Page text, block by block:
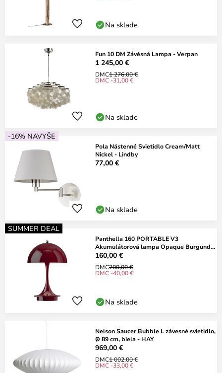
Na sklade
Fun 10 DM Závěsná Lampa - Verpan
1 245,00 €
DMC1 276,00 €
DMC -31,00 €
Na sklade
-16% NAVYŠE
Pola Nástenné Svietidlo Cream/Matt
Nickel - Lindby
77,00 €
Na sklade
SUMMER DEAL
Panthella 160 PORTABLE V3
Akumulátorová lampa Opaque Burgundy
- Louis Poulsen
160,00 €
DMC200,00 €
DMC -40,00 €
Na sklade
Nelson Saucer Bubble L závesné svietidlo,
Ø 89 cm, biela - HAY
969,00 €
DMC1 002,00 €
DMC -33,00 €